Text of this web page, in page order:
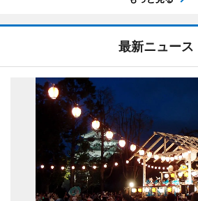
最新ニュース